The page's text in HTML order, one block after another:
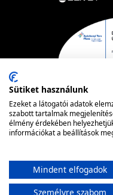
Sütiket használunk
Ezeket a látogatói adatok
szabott tartalmak
élmény érdekében
információkat a beállítások
Mindent elfogadok
Személyre szabom